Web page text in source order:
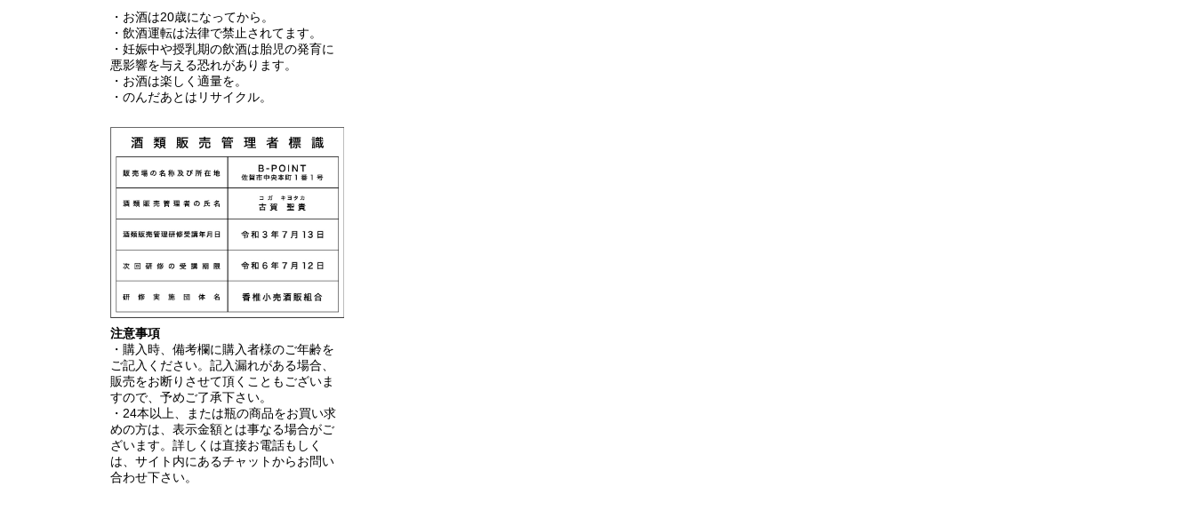
・お酒は20歳になってから。
・飲酒運転は法律で禁止されてます。
・妊娠中や授乳期の飲酒は胎児の発育に
悪影響を与える恐れがあります。
・お酒は楽しく適量を。
・のんだあとはリサイクル。
注意事項
・購入時、備考欄に購入者様のご年齢を
ご記入ください。記入漏れがある場合、
販売をお断りさせて頂くこともございま
すので、予めご了承下さい。
・24本以上、または瓶の商品をお買い求
めの方は、表示金額とは事なる場合がご
ざいます。詳しくは直接お電話もしく
は、サイト内にあるチャットからお問い
合わせ下さい。